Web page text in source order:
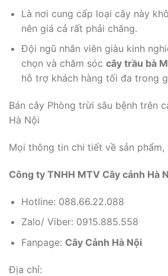
Là nơi cung cấp loại cây này
nên giá cả rất phải chăng.
Đội ngũ nhân viên giàu kinh
chọn và chăm sóc cây trầu bà
hỗ trợ khách hàng tối đa trong
Bán cây Phòng trừi sâu bệnh trên
Hà Nội
Mọi thông tin chi tiết về sản phẩm,
Công ty TNHH MTV Cây cảnh Hà
Hotline: 088.66.22.088
Zalo/ Viber: 0915.885.558
Fanpage: Cây Cảnh Hà Nội
Địa chỉ: